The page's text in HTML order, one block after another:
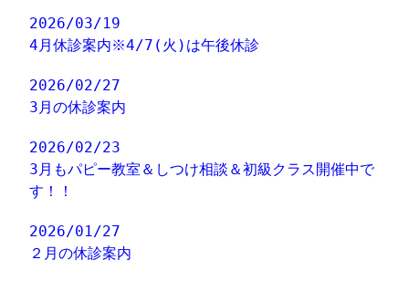
2026/03/19
4月休診案内※4/7(火)は午後休診
2026/02/27
3月の休診案内
2026/02/23
3月もパピー教室＆しつけ相談＆初級クラス開催中で
す！！
2026/01/27
２月の休診案内